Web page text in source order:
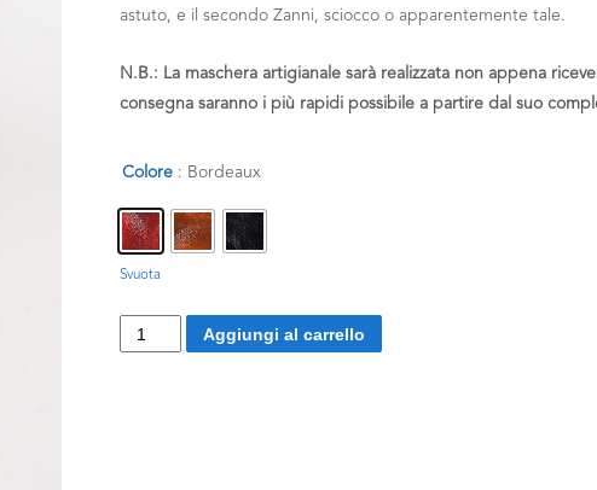
astuto, e il secondo Zanni, sciocco o apparentemente tale.
N.B.: La maschera artigianale sarà realizzata non appena
consegna saranno i più rapidi possibile a partire dal suo
Colore : Bordeaux
Svuota
Zanni
Aggiungi al carrello